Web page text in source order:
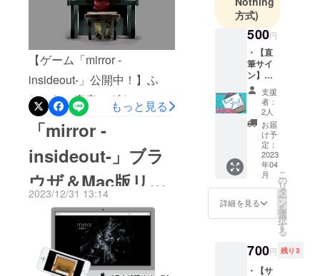
LABOR」でも頒布致しま
す。リターン申込みいただ
いていらっしゃる方々は、
現在完成品送付の準備中で
すのでお待ちください！
めっちゃくちゃｲｲｶﾝｼﾞに出
来てます。やばいよ！！！
というわけで、大変お時間
を頂きましたが、無事に完
成いたしましたことをここ
に報告いたします。応援頂
きました皆様、本当にあり
がとうございました！！！
【ゲーム「mirror -
insideout-」公開中！】ふ
りーむ（安定／ダウンロー
ド版）
https://www.freem.ne.jp/win/
game/31825ふりーむ（ブラ
ウザ・スマートフォン
版）
https://www.freem.ne.jp/win/
game/31948フリーゲーム夢
現 https://freegame-
もっと見る
「mirror -
insideout-」ブラ
ウザ＆Mac版リ
リース！＆2023年
お世話になりまし
た！
2023/12/31 13:14
方式)
500円
・【直
筆サイ
ン】サ
ンクス
カード
直筆に
て支援
者様の
お名前
を書か
せて頂
きま
す。 ・
ゲーム
内クレ
ジット
ゲーム
内に記
載して
支援
者：
2人
お届
け予
定：
2023
年04
月
詳細を見る
こ
の
リ
タ
ー
ン
を
選
択
す
る
700円 残り3
・【サ